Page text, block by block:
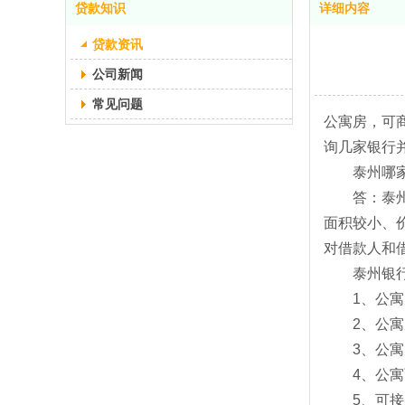
贷款知识
贷款资讯
公司新闻
常见问题
详细内容
公寓房，可
询几家银行
泰州哪家
答：泰州
面积较小、
对借款人和
泰州银行
1、公寓房
2、公寓房
3、公寓
4、公寓面
5、可接受